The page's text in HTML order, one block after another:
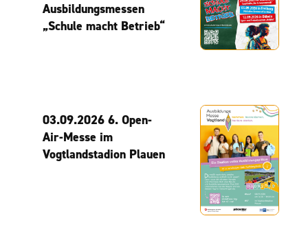
Ausbildungsmessen
„Schule macht Betrieb“
03.09.2026 6. Open-
Air-Messe im
Vogtlandstadion Plauen